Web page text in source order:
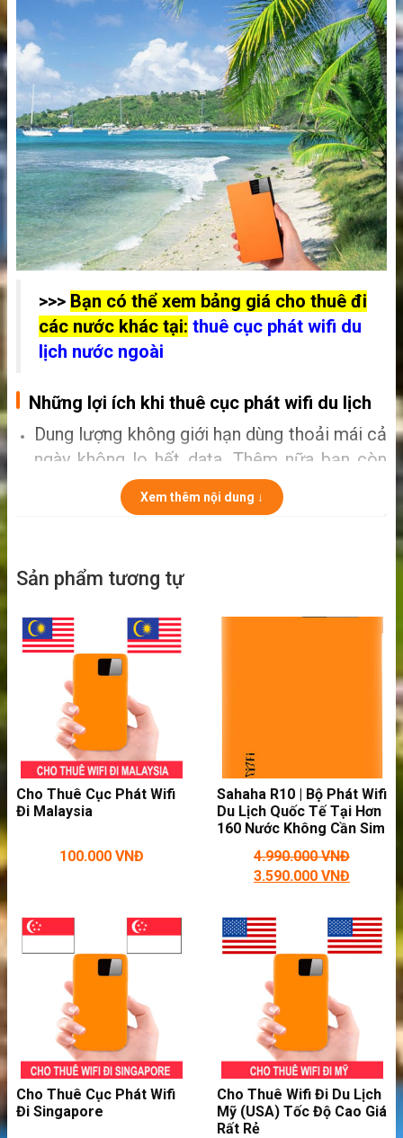
>>> Bạn có thể xem bảng giá cho thuê đi
các nước khác tại: thuê cục phát wifi du
lịch nước ngoài
Những lợi ích khi thuê cục phát wifi du lịch
Dung lượng không giới hạn dùng thoải mái cả
ngày không lo hết data. Thêm nữa bạn còn
có thể chia sẻ wifi cho bạn bè không có 4G
dùng chung. Tiết kiệm rất nhiều chi phí,
Phát wifi tốc độ cao khi đi dã ngoại
Bật lên là dùng, có wifi ngay lập tức. Dùng dễ
dàng ngay cả đối với người cao tuổi.
Thiết bị nằm gọn trong lòng bàn tay, dễ dàng
bỏ túi mang đi. Pin dung lượng cao dùng hơn
12 tiếng mới cần sạc.
Xem thêm nội dung ↓
Sản phẩm tương tự
Cho Thuê Cục Phát Wifi
Đi Malaysia
100.000 VNĐ
Sahaha R10 | Bộ Phát Wifi
Du Lịch Quốc Tế Tại Hơn
160 Nước Không Cần Sim
4.990.000VNĐ
3.590.000 VNĐ
Cho Thuê Cục Phát Wifi
Đi Singapore
Cho Thuê Wifi Đi Du Lịch
Mỹ (USA) Tốc Độ Cao Giá
Rất Rẻ